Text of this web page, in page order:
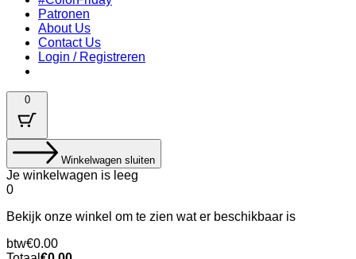
Patronen
About Us
Contact Us
Login / Registreren
0
Winkelwagen sluiten
Je winkelwagen is leeg
0
Bekijk onze winkel om te zien wat er beschikbaar is
Belastingbedrag:
btw€0.00